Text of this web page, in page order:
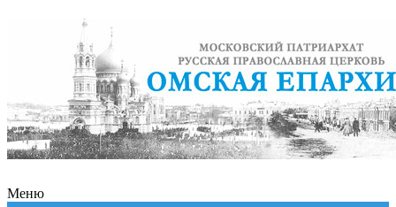
Меню